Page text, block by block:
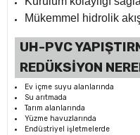
Mükemmel hidrolik
UH-PVC
REDÜKSİYON
Ev içme suyu alanlarında
Su arıtmada
Tarım alanlarında
Yüzme havuzlarında
Endüstriyel işletmelerde